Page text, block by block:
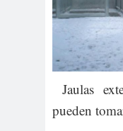
Jaulas
pueden